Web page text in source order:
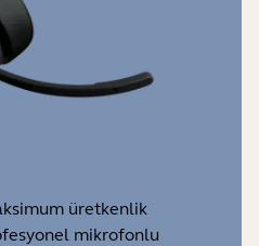
üretkenlik
mikrofonlu